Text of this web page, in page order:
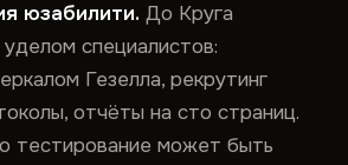
юзабилити. До Круга
специалистов:
Гезелла, рекрутинг
отчёты на сто страниц.
тестирование может быть